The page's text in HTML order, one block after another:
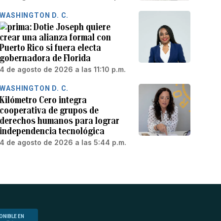
WASHINGTON D. C.
Dotie Joseph quiere
crear una alianza formal con
Puerto Rico si fuera electa
gobernadora de Florida
4 de agosto de 2026 a las 11:10 p.m.
WASHINGTON D. C.
Kilómetro Cero integra
cooperativa de grupos de
derechos humanos para lograr
independencia tecnológica
4 de agosto de 2026 a las 5:44 p.m.
EN